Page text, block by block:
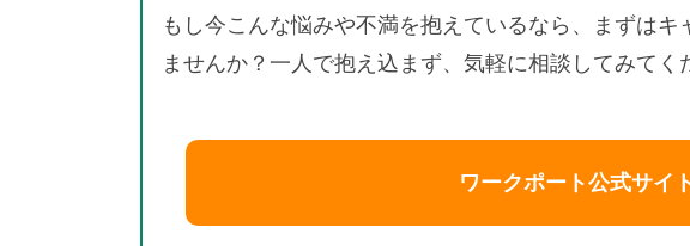
もし今こんな悩みや不満を抱えているなら、まずは
ませんか？一人で抱え込まず、気軽に相談してみてく
ワークポート公式サイ